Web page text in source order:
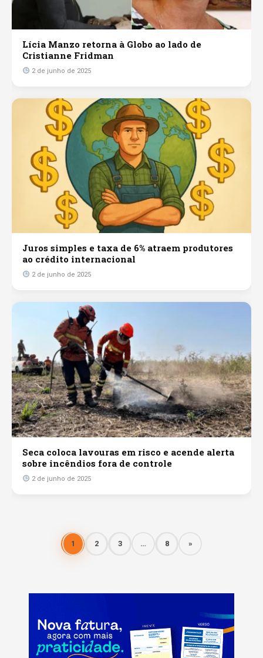
Lícia Manzo retorna à Globo ao lado de
Cristianne Fridman
2 de junho de 2025
Juros simples e taxa de 6% atraem produtores
ao crédito internacional
2 de junho de 2025
Seca coloca lavouras em risco e acende alerta
sobre incêndios fora de controle
2 de junho de 2025
1 2 3 … 8 »